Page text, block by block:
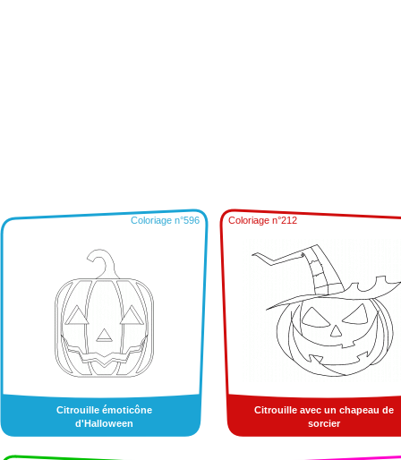
Coloriage n°596
Citrouille émoticône
d'Halloween
Coloriage n°212
Citrouille avec un chapeau de
sorcier